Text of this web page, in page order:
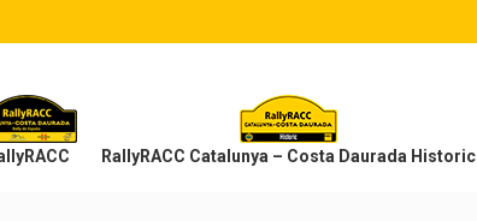
RallyRACC Catalunya – Costa Daurada Historic